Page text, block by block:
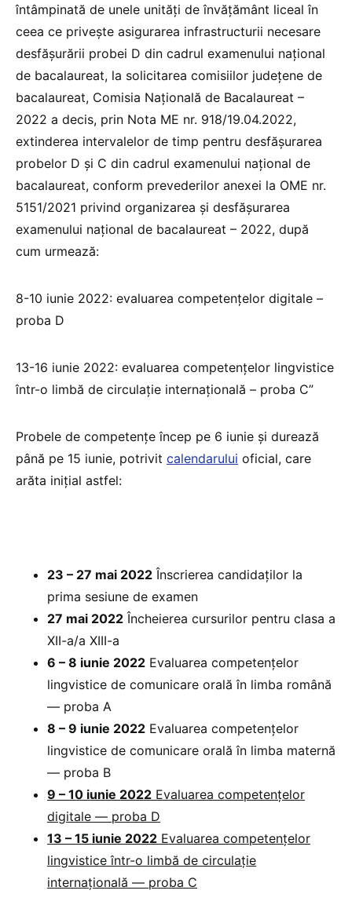
întâmpinată de unele unități de învățământ liceal în
ceea ce privește asigurarea infrastructurii necesare
desfășurării probei D din cadrul examenului național
de bacalaureat, la solicitarea comisiilor județene de
bacalaureat, Comisia Națională de Bacalaureat –
2022 a decis, prin Nota ME nr. 918/19.04.2022,
extinderea intervalelor de timp pentru desfășurarea
probelor D și C din cadrul examenului național de
bacalaureat, conform prevederilor anexei la OME nr.
5151/2021 privind organizarea și desfășurarea
examenului național de bacalaureat – 2022, după
cum urmează:
8-10 iunie 2022: evaluarea competențelor digitale –
proba D
13-16 iunie 2022: evaluarea competențelor lingvistice
într-o limbă de circulație internațională – proba C”
Probele de competențe încep pe 6 iunie și durează
până pe 15 iunie, potrivit calendarului oficial, care
arăta inițial astfel:
23 – 27 mai 2022 Înscrierea candidaților la
prima sesiune de examen
27 mai 2022 Încheierea cursurilor pentru clasa a
XII-a/a XIII-a
6 – 8 iunie 2022 Evaluarea competențelor
lingvistice de comunicare orală în limba română
— proba A
8 – 9 iunie 2022 Evaluarea competențelor
lingvistice de comunicare orală în limba maternă
— proba B
9 – 10 iunie 2022 Evaluarea competențelor
digitale — proba D
13 – 15 iunie 2022 Evaluarea competențelor
lingvistice într-o limbă de circulație
internațională — proba C